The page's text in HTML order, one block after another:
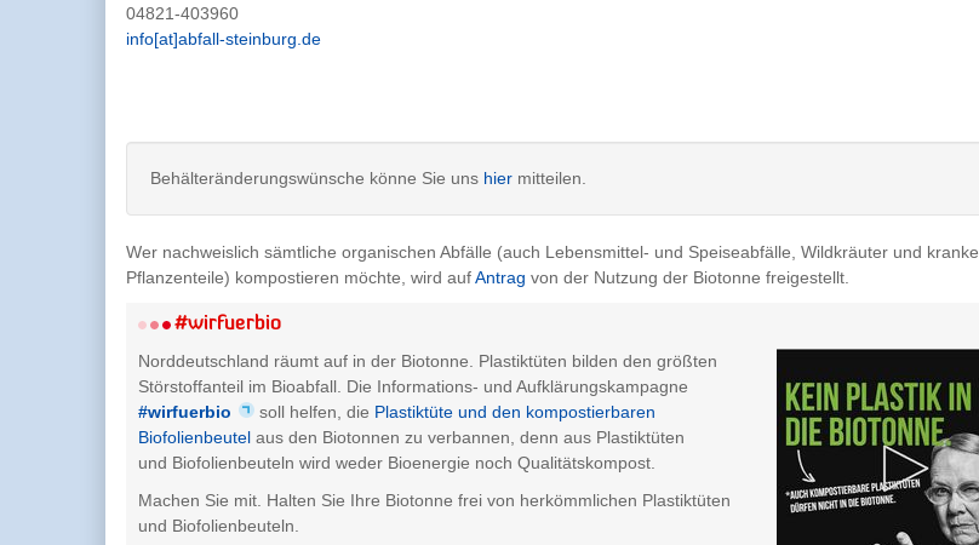
04821-403960
info[at]abfall-steinburg.de
Behälteränderungswünsche könne Sie uns hier mitteilen.
Wer nachweislich sämtliche organischen Abfälle (auch Lebensmittel- und Speiseabfälle, Wildkräuter und kranke
Pflanzenteile) kompostieren möchte, wird aufAntrag von der Nutzung der Biotonne freigestellt.
#wirfuerbio
Norddeutschland räumt auf in der Biotonne. Plastiktüten bilden den größten
Störstoffanteil im Bioabfall. Die Informations- und Aufklärungskampagne
#wirfuerbio
soll helfen, die Plastiktüte und den kompostierbaren
Biofolienbeutel aus den Biotonnen zu verbannen, denn aus Plastiktüten
und Biofolienbeuteln wird weder Bioenergie noch Qualitätskompost.
Machen Sie mit. Halten Sie Ihre Biotonne frei von herkömmlichen Plastiktüten
und Biofolienbeuteln.